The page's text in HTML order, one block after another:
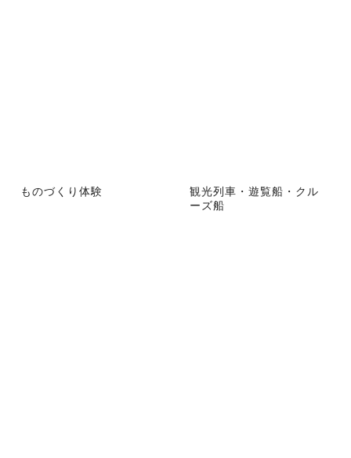
ものづくり体験
観光列車・遊覧船・クル
ーズ船